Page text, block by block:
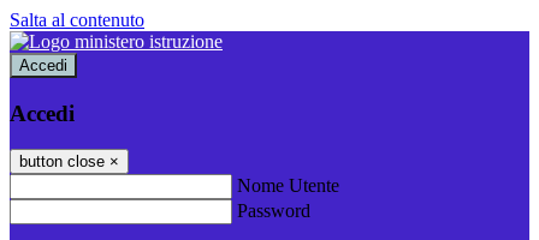
Salta al contenuto
Accedi
Accedi
button close ×
Nome Utente
Password